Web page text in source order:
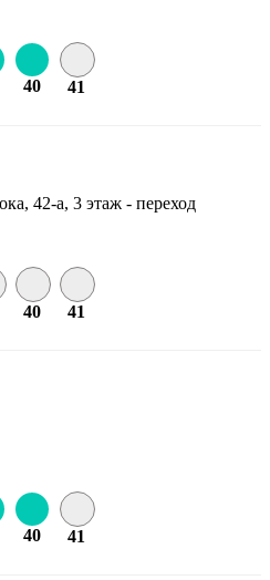
40 41
42-а, 3 этаж - переход
40 41
40 41